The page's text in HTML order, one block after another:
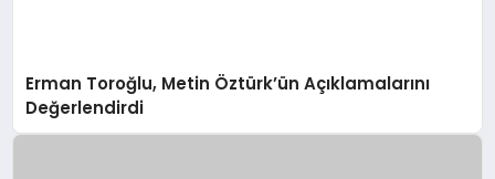
Erman Toroğlu, Metin Öztürk’ün Açıklamalarını
Değerlendirdi